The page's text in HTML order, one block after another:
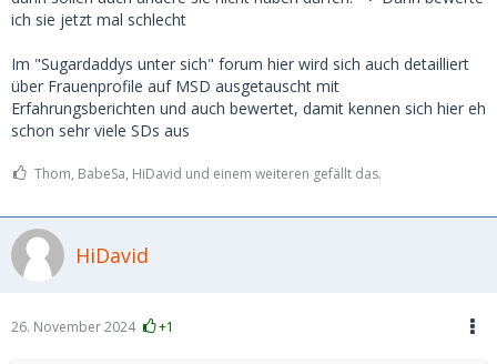
ich sie jetzt mal schlecht
Im "Sugardaddys unter sich" forum hier wird sich auch detailliert
über Frauenprofile auf MSD ausgetauscht mit
Erfahrungsberichten und auch bewertet, damit kennen sich hier eh
schon sehr viele SDs aus
Thom, BabeSa, HiDavid und einem weiteren gefällt das.
HiDavid
26. November 2024 +1